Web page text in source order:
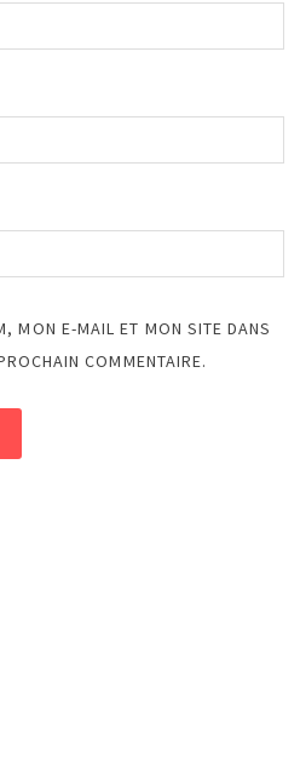
MON E-MAIL ET MON SITE DANS
COMMENTAIRE.